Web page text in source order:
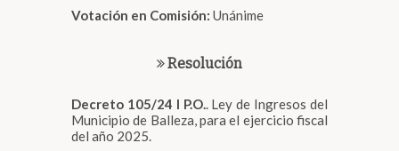
Votación en Comisión: Unánime
Resolución
Decreto 105/24 I P.O.. Ley de Ingresos del
Municipio de Balleza, para el ejercicio fiscal
del año 2025.